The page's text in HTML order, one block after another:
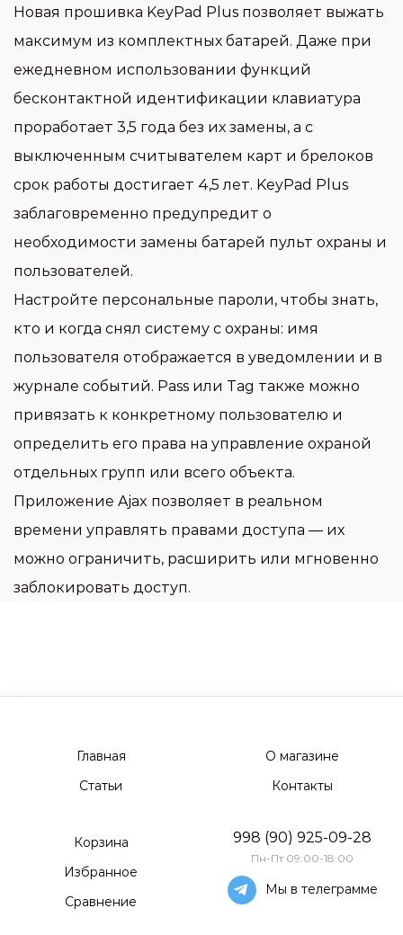
Новая прошивка KeyPad Plus позволяет выжать
максимум из комплектных батарей. Даже при
ежедневном использовании функций
бесконтактной идентификации клавиатура
проработает 3,5 года без их замены, а с
выключенным считывателем карт и брелоков
срок работы достигает 4,5 лет. KeyPad Plus
заблаговременно предупредит о
необходимости замены батарей пульт охраны и
пользователей.
Настройте персональные пароли, чтобы знать,
кто и когда снял систему с охраны: имя
пользователя отображается в уведомлении и в
журнале событий. Pass или Tag также можно
привязать к конкретному пользователю и
определить его права на управление охраной
отдельных групп или всего объекта.
Приложение Ajax позволяет в реальном
времени управлять правами доступа — их
можно ограничить, расширить или мгновенно
заблокировать доступ.
Главная
Статьи
О магазине
Контакты
Корзина
Избранное
Сравнение
998 (90) 925-09-28
Пн-Пт 09:00-18:00
Мы в телеграмме